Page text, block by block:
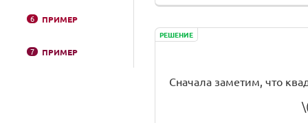
6 ПРИМЕР
7 ПРИМЕР
РЕШЕНИЕ
Сначала заметим, что